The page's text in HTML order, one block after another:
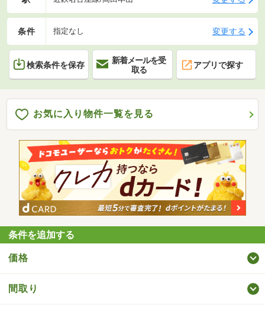
条件 指定なし 変更する
検索条件を保存
新着メールを受
取る
アプリで探す
お気に入り物件一覧を見る
条件を追加する
価格
間取り